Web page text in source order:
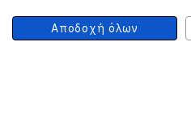
Αποδοχή όλων